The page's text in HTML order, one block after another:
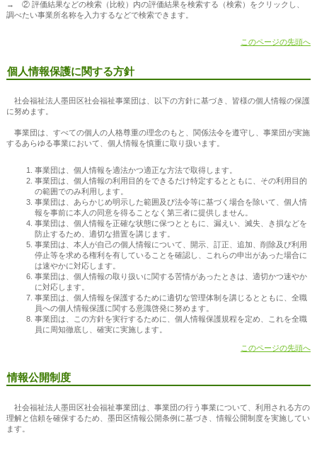
→ ② 評価結果などの検索（比較）内の評価結果を検索する（検索）をクリックし、
調べたい事業所名称を入力するなどで検索できます。
このページの先頭へ
個人情報保護に関する方針
社会福祉法人墨田区社会福祉事業団は、以下の方針に基づき、皆様の個人情報の保護
に努めます。
事業団は、すべての個人の人格尊重の理念のもと、関係法令を遵守し、事業団が実施
するあらゆる事業において、個人情報を慎重に取り扱います。
事業団は、個人情報を適法かつ適正な方法で取得します。
事業団は、個人情報の利用目的をできるだけ特定するとともに、その利用目的
の範囲でのみ利用します。
事業団は、あらかじめ明示した範囲及び法令等に基づく場合を除いて、個人情
報を事前に本人の同意を得ることなく第三者に提供しません。
事業団は、個人情報を正確な状態に保つとともに、漏えい、滅失、き損などを
防止するため、適切な措置を講じます。
事業団は、本人が自己の個人情報について、開示、訂正、追加、削除及び利用
停止等を求める権利を有していることを確認し、これらの申出があった場合に
は速やかに対応します。
事業団は、個人情報の取り扱いに関する苦情があったときは、適切かつ速やか
に対応します。
事業団は、個人情報を保護するために適切な管理体制を講じるとともに、全職
員への個人情報保護に関する意識啓発に努めます。
事業団は、この方針を実行するために、個人情報保護規程を定め、これを全職
員に周知徹底し、確実に実施します。
このページの先頭へ
情報公開制度
社会福祉法人墨田区社会福祉事業団は、事業団の行う事業について、利用される方の
理解と信頼を確保するため、墨田区情報公開条例に基づき、情報公開制度を実施してい
ます。